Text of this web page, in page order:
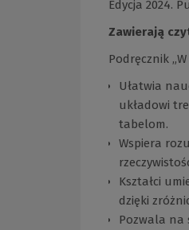
Edycja 2024.
Zawierają
Podręcznik
Ułatwia
układowi
tabelom.
Wspiera
Kształci
dzięki
Pozwala na